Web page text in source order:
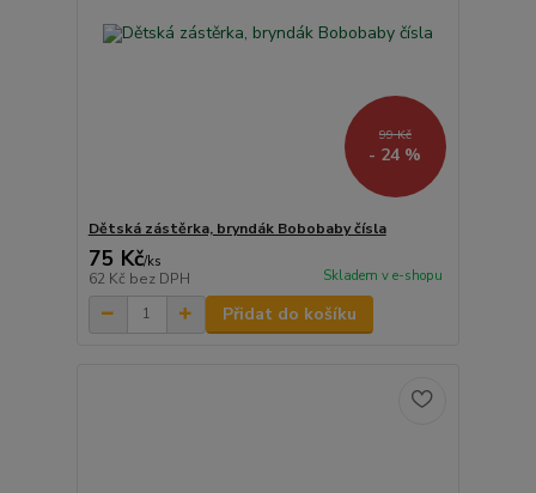
99 Kč
- 24 %
Dětská zástěrka, bryndák Bobobaby čísla
75 Kč/ks
62 Kč bez DPH Skladem v e-shopu
Přidat do košíku